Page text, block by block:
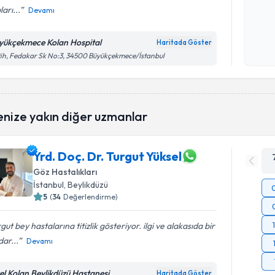
Devamı
Kolan Hospital Haritada Göster
Fedakar Sk No:3, 34500 Büyükçekmece/İstanbul
yakın diğer uzmanlar
Yrd. Doç. Dr. Turgut Yüksel
Göz Hastalıkları
İstanbul, Beylikdüzü
5 (34 Değerlendirme)
bey hastalarına titizlik gösteriyor. ilgi ve alakasıda bir
Devamı
Haritada Göster